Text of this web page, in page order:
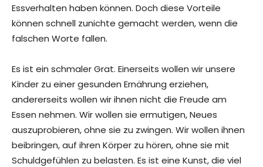
Essverhalten haben können. Doch diese Vorteile
können schnell zunichte gemacht werden, wenn die
falschen Worte fallen.
Es ist ein schmaler Grat. Einerseits wollen wir unsere
Kinder zu einer gesunden Ernährung erziehen,
andererseits wollen wir ihnen nicht die Freude am
Essen nehmen. Wir wollen sie ermutigen, Neues
auszuprobieren, ohne sie zu zwingen. Wir wollen ihnen
beibringen, auf ihren Körper zu hören, ohne sie mit
Schuldgefühlen zu belasten. Es ist eine Kunst, die viel